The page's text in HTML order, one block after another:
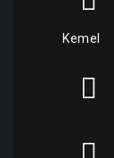
Kemel